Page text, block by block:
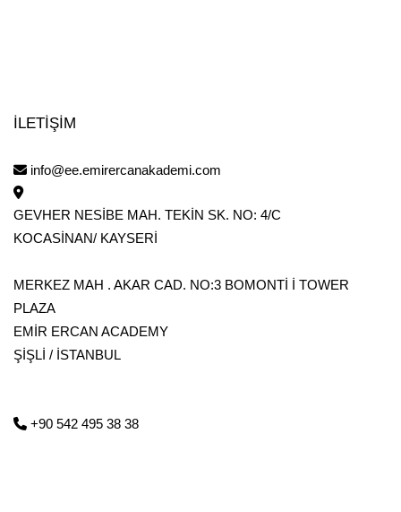
NESİBE MAH. TEKİN SK. NO: 4/C
İLETİŞİM
info@ee.emirercanakademi.com
GEVHER NESİBE MAH. TEKİN SK. NO: 4/C
KOCASİNAN/ KAYSERİ
MERKEZ MAH . AKAR CAD. NO:3 BOMONTİ İ TOWER
PLAZA
EMİR ERCAN ACADEMY
ŞİŞLİ / İSTANBUL
+90 542 495 38 38